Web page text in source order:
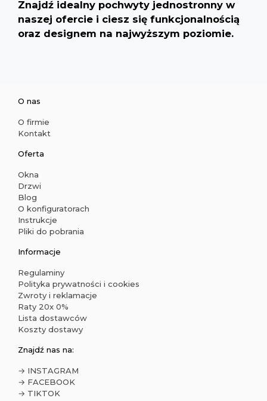
Znajdź idealny pochwyty jednostronny w
naszej ofercie i ciesz się funkcjonalnością
oraz designem na najwyższym poziomie.
O nas
O firmie
Kontakt
Oferta
Okna
Drzwi
Blog
O konfiguratorach
Instrukcje
Pliki do pobrania
Informacje
Regulaminy
Polityka prywatności i cookies
Zwroty i reklamacje
Raty 20x 0%
Lista dostawców
Koszty dostawy
Znajdź nas na:
→ INSTAGRAM
→ FACEBOOK
→ TIKTOK